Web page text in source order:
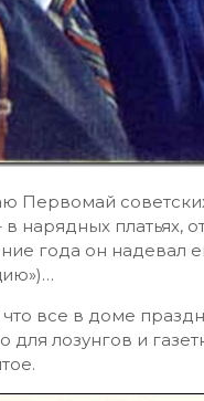
Первомай
в нарядных платьях,
года он надевал
что все в доме
для лозунгов и